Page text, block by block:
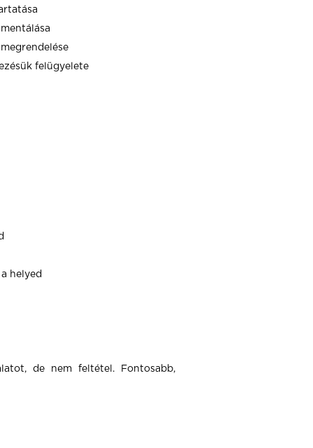
felügyelete
helyed
de nem feltétel. Fontosabb,